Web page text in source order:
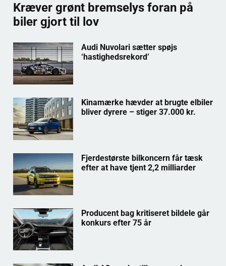
Kræver grønt bremselys foran på
biler gjort til lov
Audi Nuvolari sætter spøjs
‘hastighedsrekord’
Kinamærke hævder at brugte elbiler
bliver dyrere – stiger 37.000 kr.
Fjerdestørste bilkoncern får tæsk
efter at have tjent 2,2 milliarder
Producent bag kritiseret bildele går
konkurs efter 75 år